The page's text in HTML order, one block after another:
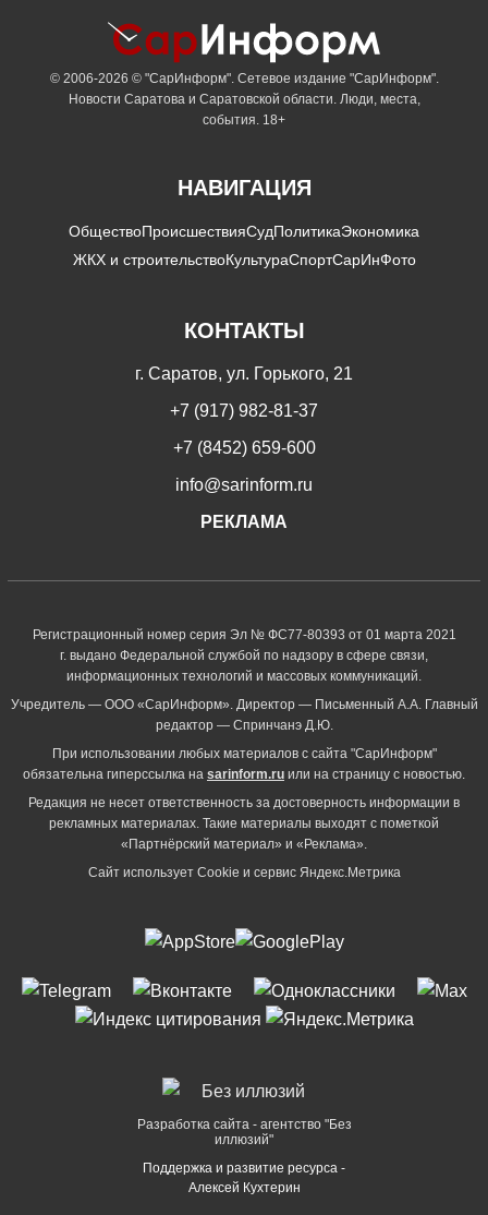
© 2006-2026 © "СарИнформ". Сетевое издание "СарИнформ".
Новости Саратова и Саратовской области. Люди, места,
события. 18+
НАВИГАЦИЯ
ОбществоПроисшествияСудПолитикаЭкономика
ЖКХ и строительствоКультураСпортСарИнФото
КОНТАКТЫ
г. Саратов, ул. Горького, 21
+7 (917) 982-81-37
+7 (8452) 659-600
info@sarinform.ru
РЕКЛАМА
Регистрационный номер серия Эл № ФС77-80393 от 01 марта 2021
г. выдано Федеральной службой по надзору в сфере связи,
информационных технологий и массовых коммуникаций.
Учредитель — ООО «СарИнформ». Директор — Письменный А.А. Главный
редактор — Спринчанэ Д.Ю.
При использовании любых материалов с сайта "СарИнформ"
обязательна гиперссылка на sarinform.ru или на страницу с новостью.
Редакция не несет ответственность за достоверность информации в
рекламных материалах. Такие материалы выходят с пометкой
«Партнёрский материал» и «Реклама».
Сайт использует Cookie и сервиc Яндекс.Метрика
Разработка сайта - агентство "Без
иллюзий"
Поддержка и развитие ресурса -
Алексей Кухтерин